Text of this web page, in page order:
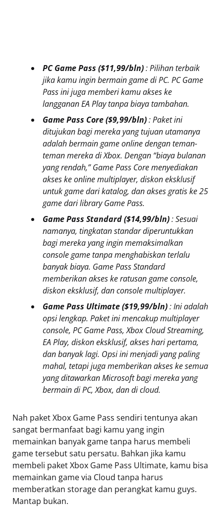
PC Game Pass ($11,99/bln): Pilihan terbaik
jika kamu ingin bermain game di PC. PC Game
Pass ini juga memberi kamu akses ke
langganan EA Play tanpa biaya tambahan.
Game Pass Core ($9,99/bln): Paket ini
ditujukan bagi mereka yang tujuan utamanya
adalah bermain game online dengan teman-
teman mereka di Xbox. Dengan “biaya bulanan
yang rendah,” Game Pass Core menyediakan
akses ke online multiplayer, diskon eksklusif
untuk game dari katalog, dan akses gratis ke 25
game dari library Game Pass.
Game Pass Standard ($14,99/bln): Sesuai
namanya, tingkatan standar diperuntukkan
bagi mereka yang ingin memaksimalkan
console game tanpa menghabiskan terlalu
banyak biaya. Game Pass Standard
memberikan akses ke ratusan game console,
diskon eksklusif, dan console multiplayer.
Game Pass Ultimate ($19,99/bln): Ini adalah
opsi lengkap. Paket ini mencakup multiplayer
console, PC Game Pass, Xbox Cloud Streaming,
EA Play, diskon eksklusif, akses hari pertama,
dan banyak lagi. Opsi ini menjadi yang paling
mahal, tetapi juga memberikan akses ke semua
yang ditawarkan Microsoft bagi mereka yang
bermain di PC, Xbox, dan di cloud.
Nah paket Xbox Game Pass sendiri tentunya akan
sangat bermanfaat bagi kamu yang ingin
memainkan banyak game tanpa harus membeli
game tersebut satu persatu. Bahkan jika kamu
membeli paket Xbox Game Pass Ultimate, kamu bisa
memainkan game via Cloud tanpa harus
memberatkan storage dan perangkat kamu guys.
Mantap bukan.